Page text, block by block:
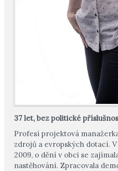
37 let, bez politické
Profesí projektová
zdrojů a evropských dotací.
2009, o dění v obci se
nastěhování. Zpracovala